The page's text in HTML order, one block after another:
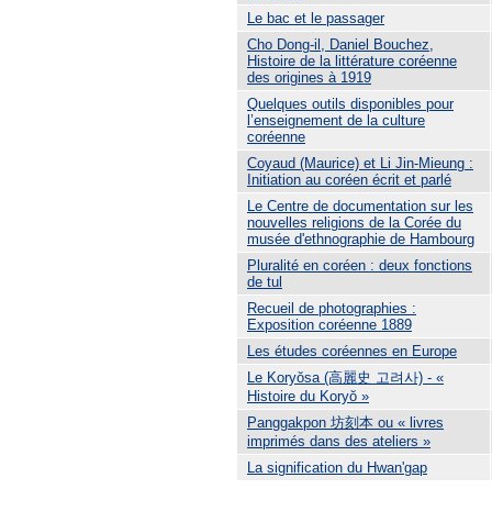
Le bac et le passager
Cho Dong-il, Daniel Bouchez,
Histoire de la littérature coréenne
des origines à 1919
Quelques outils disponibles pour
l’enseignement de la culture
coréenne
Coyaud (Maurice) et Li Jin-Mieung :
Initiation au coréen écrit et parlé
Le Centre de documentation sur les
nouvelles religions de la Corée du
musée d'ethnographie de Hambourg
Pluralité en coréen : deux fonctions
de tul
Recueil de photographies :
Exposition coréenne 1889
Les études coréennes en Europe
Le Koryŏsa (高麗史 고려사) - «
Histoire du Koryŏ »
Panggakpon 坊刻本 ou « livres
imprimés dans des ateliers »
La signification du Hwan'gap